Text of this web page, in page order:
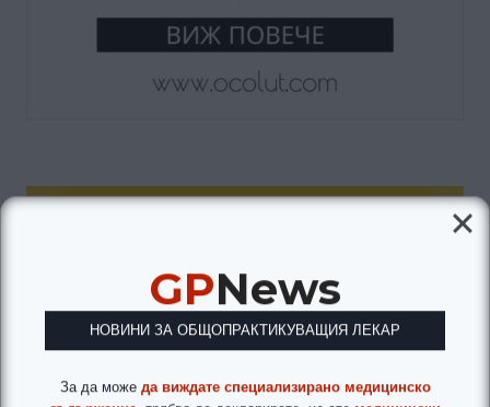
GPNews
НОВИНИ ЗА ОБЩОПРАКТИКУВАЩИЯ ЛЕКАР
За да може да виждате специализирано медицинско